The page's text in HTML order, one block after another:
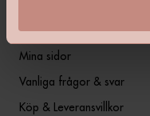
Mina sidor
Vanliga frågor & svar
Köp & Leveransvillkor